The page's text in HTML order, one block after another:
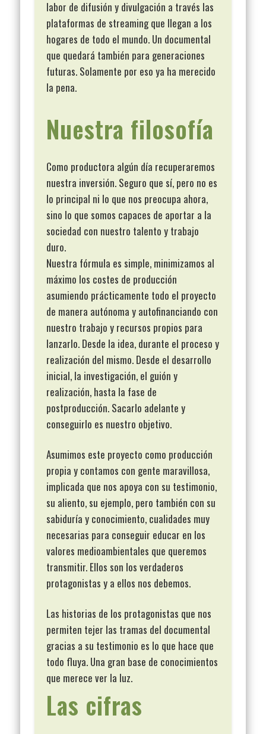
labor de difusión y divulgación a través las
plataformas de streaming que llegan a los
hogares de todo el mundo. Un documental
que quedará también para generaciones
futuras. Solamente por eso ya ha merecido
la pena.
Nuestra filosofía
Como productora algún día recuperaremos
nuestra inversión. Seguro que sí, pero no es
lo principal ni lo que nos preocupa ahora,
sino lo que somos capaces de aportar a la
sociedad con nuestro talento y trabajo
duro.
Nuestra fórmula es simple, minimizamos al
máximo los costes de producción
asumiendo prácticamente todo el proyecto
de manera autónoma y autofinanciando con
nuestro trabajo y recursos propios para
lanzarlo. Desde la idea, durante el proceso y
realización del mismo. Desde el desarrollo
inicial, la investigación, el guión y
realización, hasta la fase de
postproducción. Sacarlo adelante y
conseguirlo es nuestro objetivo.
Asumimos este proyecto como producción
propia y contamos con gente maravillosa,
implicada que nos apoya con su testimonio,
su aliento, su ejemplo, pero también con su
sabiduría y conocimiento, cualidades muy
necesarias para conseguir educar en los
valores medioambientales que queremos
transmitir. Ellos son los verdaderos
protagonistas y a ellos nos debemos.
Las historias de los protagonistas que nos
permiten tejer las tramas del documental
gracias a su testimonio es lo que hace que
todo fluya. Una gran base de conocimientos
que merece ver la luz.
Las cifras